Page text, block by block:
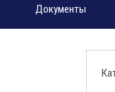
Документы